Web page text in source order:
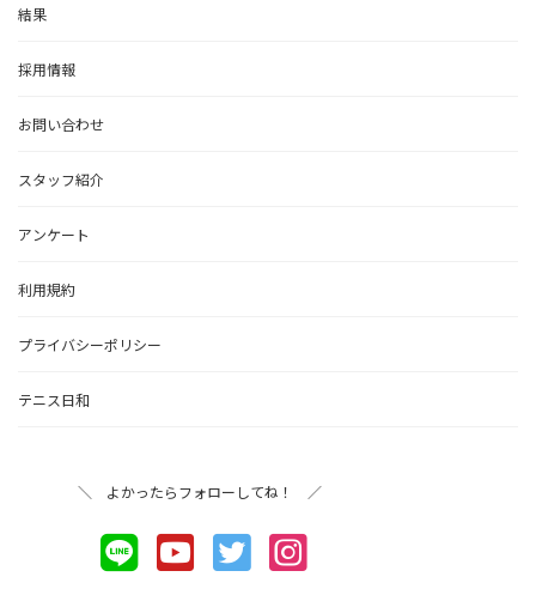
結果
採用情報
お問い合わせ
スタッフ紹介
アンケート
利用規約
プライバシーポリシー
テニス日和
＼ よかったらフォローしてね！ ／